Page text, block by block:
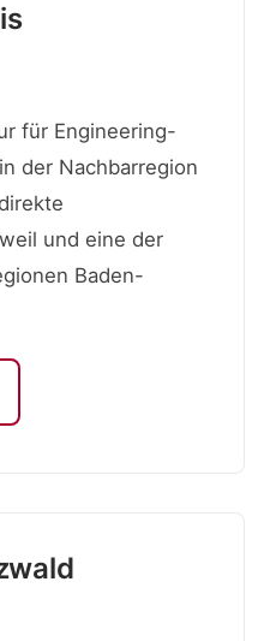
für Engineering-
der Nachbarregion
und eine der
Baden-